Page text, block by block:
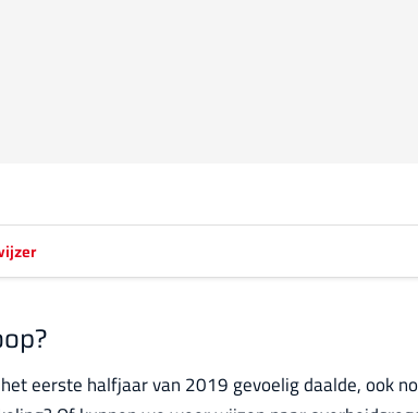
eerste halfjaar van 2019 gevoelig daalde, ook